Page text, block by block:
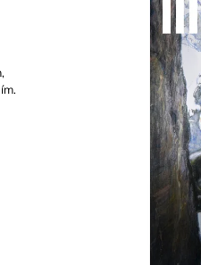
1 129 Kč